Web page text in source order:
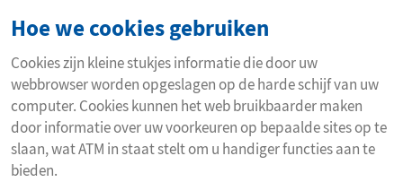
Hoe we cookies gebruiken
Cookies zijn kleine stukjes informatie die door uw
webbrowser worden opgeslagen op de harde schijf van uw
computer. Cookies kunnen het web bruikbaarder maken
door informatie over uw voorkeuren op bepaalde sites op te
slaan, wat ATM in staat stelt om u handiger functies aan te
bieden.